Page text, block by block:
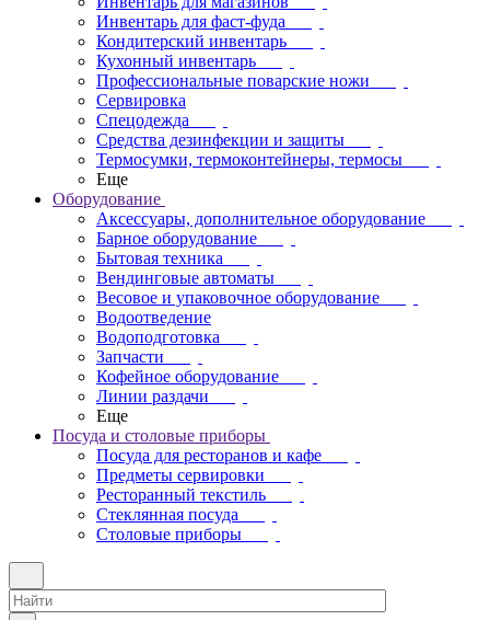
Инвентарь для фаст-фуда
Кондитерский инвентарь
Кухонный инвентарь
Профессиональные поварские ножи
Сервировка
Спецодежда
Средства дезинфекции и защиты
Термосумки, термоконтейнеры, термосы
Еще
Оборудование
Аксессуары, дополнительное оборудование
Барное оборудование
Бытовая техника
Вендинговые автоматы
Весовое и упаковочное оборудование
Водоотведение
Водоподготовка
Запчасти
Кофейное оборудование
Линии раздачи
Еще
Посуда и столовые приборы
Посуда для ресторанов и кафе
Предметы сервировки
Ресторанный текстиль
Стеклянная посуда
Столовые приборы